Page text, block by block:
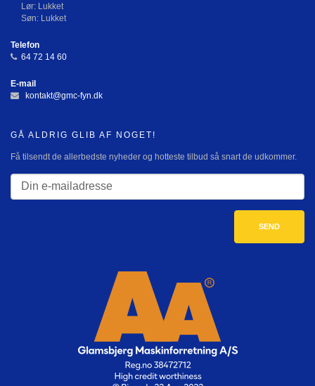
Lør: Lukket
Søn: Lukket
Telefon
64 72 14 60
E-mail
kontakt@gmc-fyn.dk
GÅ ALDRIG GLIB AF NOGET!
Få tilsendt de allerbedste nyheder og hotteste tilbud så snart de udkommer.